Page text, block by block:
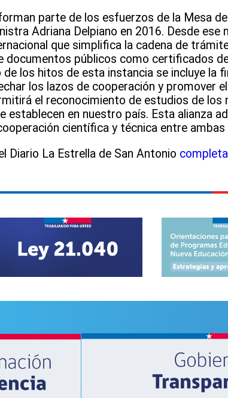
parte de los esfuerzos de la Mesa
Adriana Delpiano en 2016. Desde ese
que simplifica la cadena de
documentos públicos como certificados
los hitos de esta instancia se incluye la
los lazos de cooperación y promover
el reconocimiento de estudios de los
establecen en nuestro país. Esta alianza
científica y técnica entre ambas
Diario La Estrella de San Antonio